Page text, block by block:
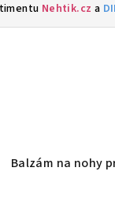
Nehtik.cz a
Balzám na nohy